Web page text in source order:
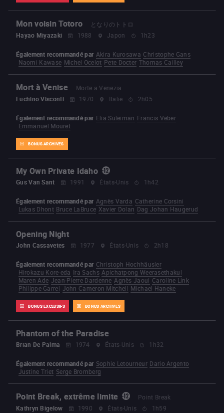
Mon voisin Totoro
となりのトトロ
Hayao Miyazaki
1988 Japon 1h23
Également recommandé par Akira Kurosawa Christophe Gans
Naomi Kawase Michel Ocelot Pete Docter Thomas Cailley
Mort à Venise
Morte a Venezia
Luchino Visconti
1970 Italie 2h05
BONUS ARCHIVES
Également recommandé par Elia Suleiman Francis Veber
Emmanuel Mouret
My Own Private Idaho
Gus Van Sant 1991 États-Unis 1h42
Également recommandé par Agnès Varda Catherine Corsini
Lukas Dhont Bruce LaBruce Xavier Dolan Dag Johan Haugerud
Opening Night
John Cassavetes 1977 États-Unis 2h18
BONUS EXCLUSIFS BONUS ARCHIVES
Également recommandé par Christoph Hochhäusler
Hirokazu Kore-eda Ira Sachs Apichatpong Weerasethakul
Maren Ade Jean-Pierre Dardenne Agnès Jaoui Caroline Link
Philippe Garrel John Cameron Mitchell Michael Haneke
Phantom of the Paradise
Brian De Palma 1974 États-Unis 1h32
Également recommandé par Sophie Letourneur Dario Argento
Justine Triet Serge Bromberg
Point Break, extrême limite
Point Break
Kathryn Bigelow
1990 États-Unis 1h59